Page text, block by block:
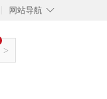
◇
网站导航
>